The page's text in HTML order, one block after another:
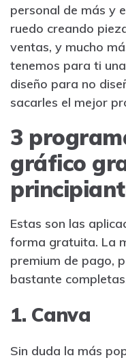
personal de más y
ruedo creando
ventas, y mucho
tenemos para ti
diseño para no
sacarles el mejor
3
gráfico
Estas son las
forma gratuita. La
premium de pago,
bastante
1. Canva
Sin duda la más